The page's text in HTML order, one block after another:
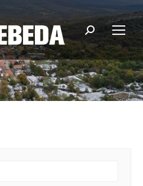
Buscar: